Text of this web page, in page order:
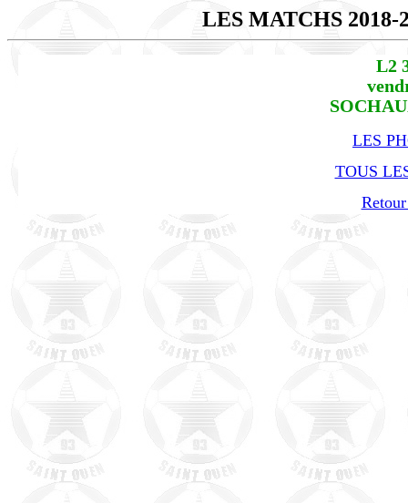
LES MATCHS
L2
LES
TOUS